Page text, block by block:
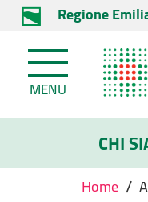
Regione
MENU
CHI
Home /